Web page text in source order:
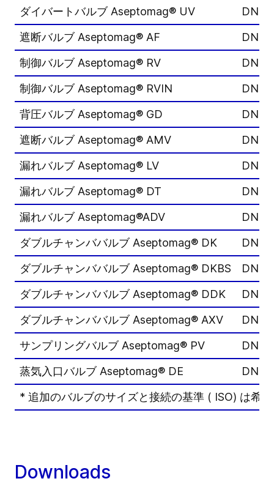
ダイバートバルブ Aseptomag® UV
DN
遮断バルブ Aseptomag® AF
DN
制御バルブ Aseptomag® RV
DN
制御バルブ Aseptomag® RVIN
DN
背圧バルブ Aseptomag® GD
DN
遮断バルブ Aseptomag® AMV
DN
漏れバルブ Aseptomag® LV
DN
漏れバルブ Aseptomag® DT
DN
漏れバルブ Aseptomag®ADV
DN
ダブルチャンババルブ Aseptomag® DK
DN
ダブルチャンババルブ Aseptomag® DKBS
DN
ダブルチャンババルブ Aseptomag® DDK
DN
ダブルチャンババルブ Aseptomag® AXV
DN
サンプリングバルブ Aseptomag® PV
DN
蒸気入口バルブ Aseptomag® DE
DN
* 追加のバルブのサイズと接続の基準 ( ISO) は希
Downloads